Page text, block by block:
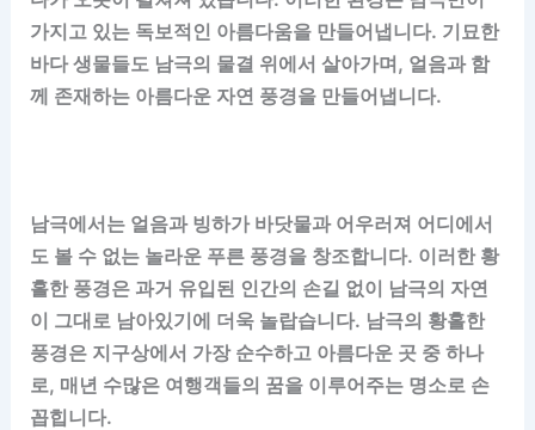
가지고 있는 독보적인 아름다움을 만들어냅니다. 기묘한
바다 생물들도 남극의 물결 위에서 살아가며, 얼음과 함
께 존재하는 아름다운 자연 풍경을 만들어냅니다.
남극에서는 얼음과 빙하가 바닷물과 어우러져 어디에서
도 볼 수 없는 놀라운 푸른 풍경을 창조합니다. 이러한 황
홀한 풍경은 과거 유입된 인간의 손길 없이 남극의 자연
이 그대로 남아있기에 더욱 놀랍습니다. 남극의 황홀한
풍경은 지구상에서 가장 순수하고 아름다운 곳 중 하나
로, 매년 수많은 여행객들의 꿈을 이루어주는 명소로 손
꼽힙니다.